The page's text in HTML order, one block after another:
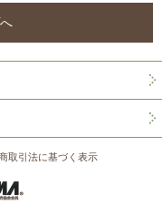
取引法に基づく表示